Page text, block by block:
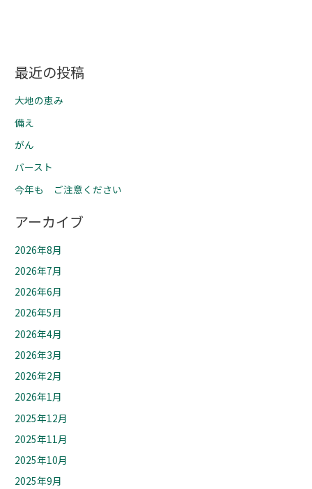
最近の投稿
大地の恵み
備え
がん
バースト
今年も ご注意ください
アーカイブ
2026年8月
2026年7月
2026年6月
2026年5月
2026年4月
2026年3月
2026年2月
2026年1月
2025年12月
2025年11月
2025年10月
2025年9月